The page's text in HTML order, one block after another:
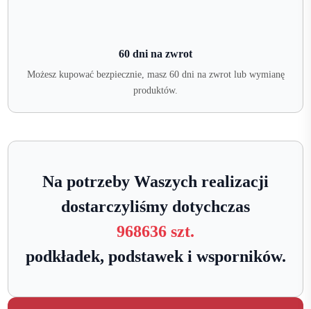
60 dni na zwrot
Możesz kupować bezpiecznie, masz 60 dni na zwrot lub wymianę
produktów.
Na potrzeby Waszych realizacji
dostarczyliśmy dotychczas
968636 szt.
podkładek, podstawek i wsporników.